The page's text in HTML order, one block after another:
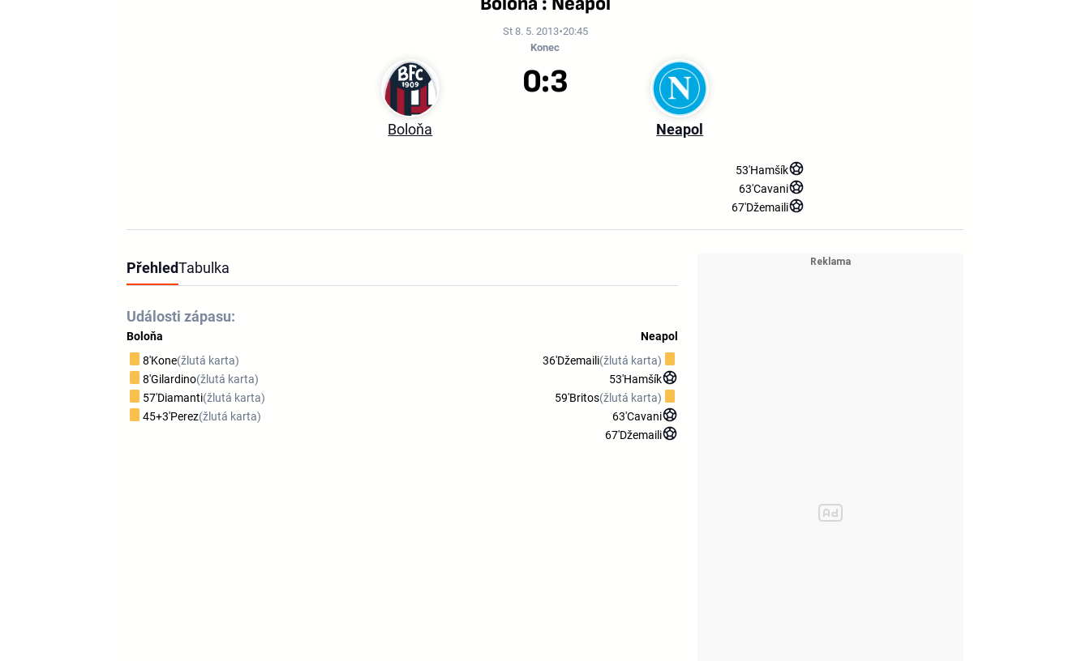
St 8. 5. 2013 20:45
Konec
Boloňa Neapol
0:3
53'Hamšík
63'Cavani
67'Džemaili
PřehledTabulka
Události zápasu:
Boloňa
8'Kone(žlutá karta)
8'Gilardino(žlutá karta)
57'Diamanti(žlutá karta)
45+3'Perez(žlutá karta)
Neapol
36'Džemaili(žlutá karta)
53'Hamšík
59'Britos(žlutá karta)
63'Cavani
67'Džemaili